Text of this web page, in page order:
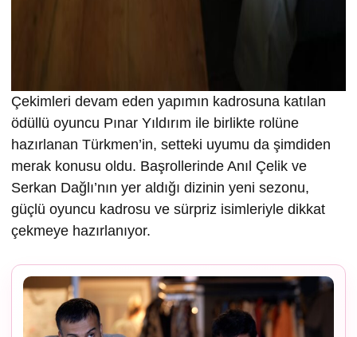
Çekimleri devam eden yapımın kadrosuna katılan
ödüllü oyuncu Pınar Yıldırım ile birlikte rolüne
hazırlanan Türkmen’in, setteki uyumu da şimdiden
merak konusu oldu. Başrollerinde Anıl Çelik ve
Serkan Dağlı’nın yer aldığı dizinin yeni sezonu,
güçlü oyuncu kadrosu ve sürpriz isimleriyle dikkat
çekmeye hazırlanıyor.